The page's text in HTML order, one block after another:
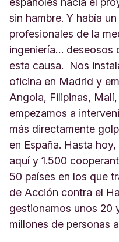
sin hambre. Y había
profesionales de la
ingeniería… deseosos
esta causa. Nos
oficina en Madrid y
Angola, Filipinas, Malí,
empezamos a
más directamente
en España. Hasta
aquí y 1.500
50 países en los que
de Acción contra el
gestionamos unos 20
millones de personas